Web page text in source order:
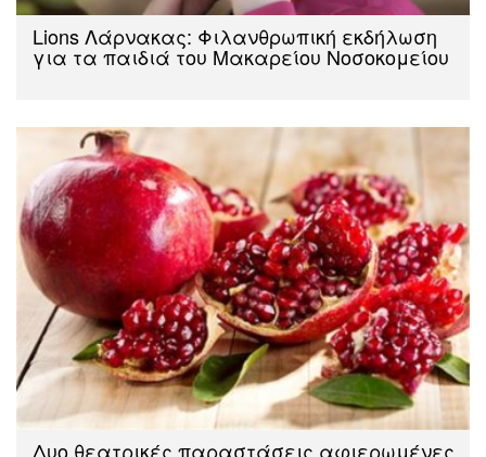
Lions Λάρνακας: Φιλανθρωπική εκδήλωση
για τα παιδιά του Μακαρείου Νοσοκομείου
Δυο θεατρικές παραστάσεις αφιερωμένες